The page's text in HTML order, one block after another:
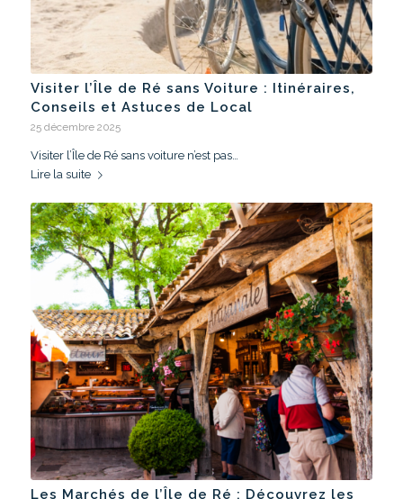
Visiter l’Île de Ré sans Voiture : Itinéraires,
Conseils et Astuces de Local
25 décembre 2025
Visiter l’Île de Ré sans voiture n’est pas…
Lire la suite
Les Marchés de l’Île de Ré : Découvrez les